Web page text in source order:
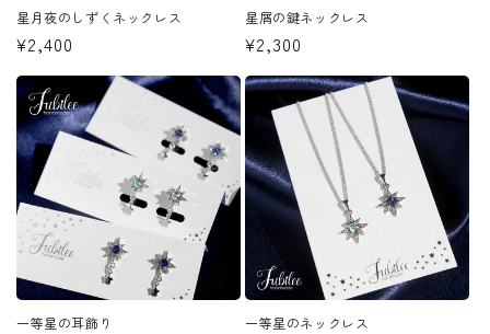
星月夜のしずくネックレス
通
常
価
格
¥2,400
星屑の鍵ネックレス
通
常
価
格
¥2,300
一等星の耳飾り 一等星のネックレス